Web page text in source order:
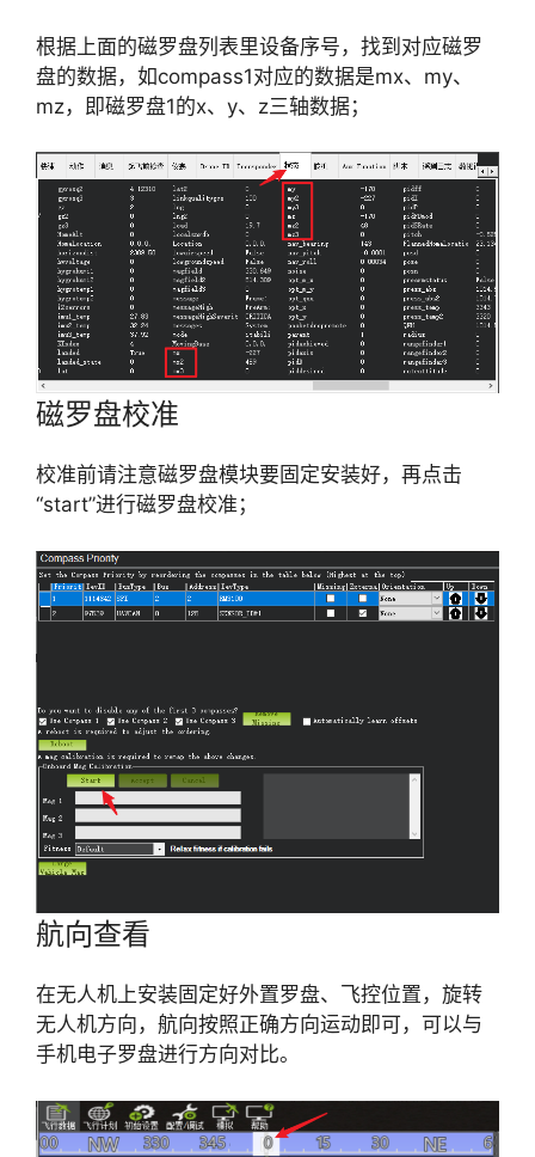
根据上面的磁罗盘列表里设备序号，找到对应磁罗
盘的数据，如compass1对应的数据是mx、my、
mz，即磁罗盘1的x、y、z三轴数据；
磁罗盘校准
校准前请注意磁罗盘模块要固定安装好，再点击
“start”进行磁罗盘校准；
航向查看
在无人机上安装固定好外置罗盘、飞控位置，旋转
无人机方向，航向按照正确方向运动即可，可以与
手机电子罗盘进行方向对比。